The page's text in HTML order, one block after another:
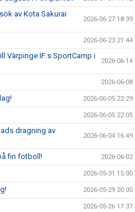
av Kota Sakurai
2026-06-27 18:39
2026-06-23 21:44
Värpinge IF:s SportCamp i
2026-06-14
2026-06-08
2026-06-05 22:29
2026-06-05 22:05
dragning av
2026-06-04 16:49
fin fotboll! 2026-06-02
2026-05-31 15:00
2026-05-29 20:00
2026-05-26 17:37